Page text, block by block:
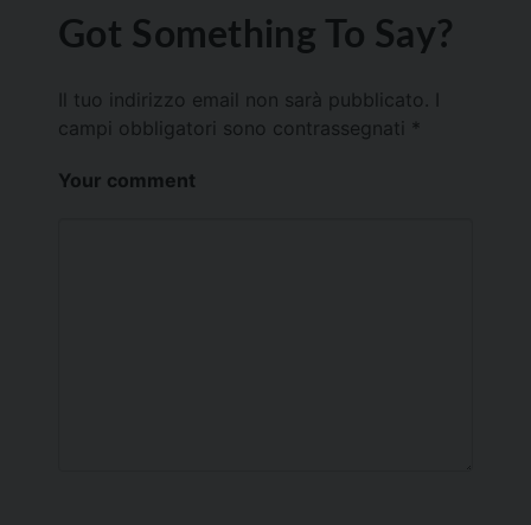
Got Something To Say?
Il tuo indirizzo email non sarà pubblicato.
campi obbligatori sono contrassegnati *
Your comment